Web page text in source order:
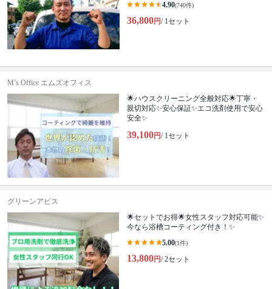
4.90(740件)
36,800円/ 1セット
M’s Office エムズオフィス
🌟ハウスクリーニング全般対応🌟丁寧・
親切対応✨安心保証✨エコ洗剤使用で安心
安全✨
39,100円/ 1セット
グリーンアピス
🌟セットでお得🌟女性スタッフ対応可能✨
今なら浴槽コーティング付き！✨
5.00(1件)
13,800円/ 2セット